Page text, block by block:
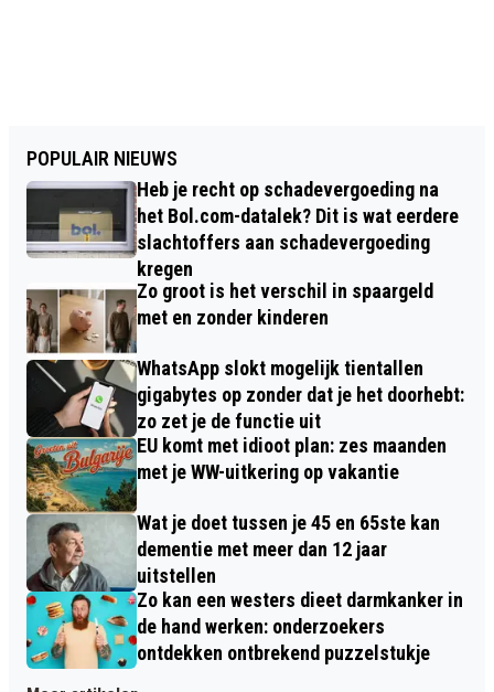
POPULAIR NIEUWS
Heb je recht op schadevergoeding na
het Bol.com-datalek? Dit is wat eerdere
slachtoffers aan schadevergoeding
kregen
Zo groot is het verschil in spaargeld
met en zonder kinderen
WhatsApp slokt mogelijk tientallen
gigabytes op zonder dat je het doorhebt:
zo zet je de functie uit
EU komt met idioot plan: zes maanden
met je WW-uitkering op vakantie
Wat je doet tussen je 45 en 65ste kan
dementie met meer dan 12 jaar
uitstellen
Zo kan een westers dieet darmkanker in
de hand werken: onderzoekers
ontdekken ontbrekend puzzelstukje